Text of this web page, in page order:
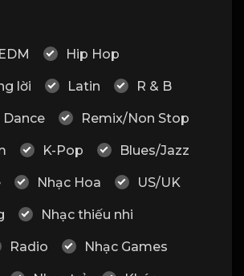
EDM Hip Hop
lời Latin R & B
Dance Remix/Non Stop
K-Pop Blues/Jazz
Nhạc Hoa US/UK
Nhạc thiếu nhi
Radio Nhạc Games